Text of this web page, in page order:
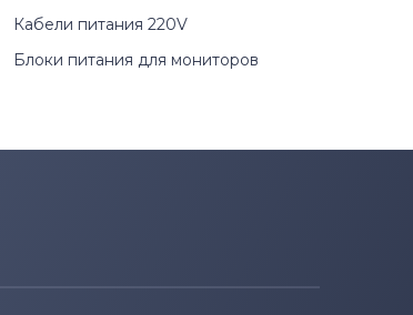
Кабели питания 220V
Блоки питания для мониторов